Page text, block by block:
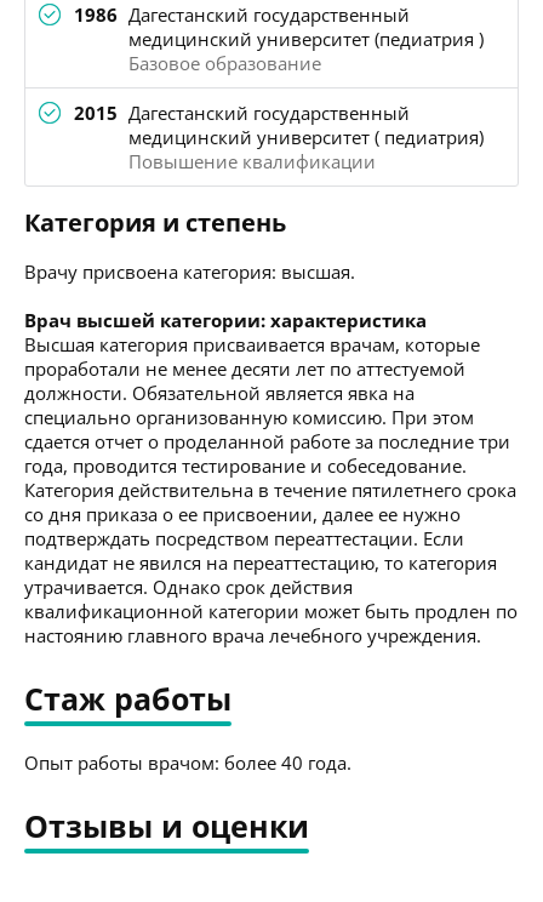
1986 Дагестанский государственный
медицинский университет (педиатрия )
Базовое образование
2015 Дагестанский государственный
медицинский университет ( педиатрия)
Повышение квалификации
Категория и степень
Врачу присвоена категория: высшая.
Врач высшей категории: характеристика
Высшая категория присваивается врачам, которые
проработали не менее десяти лет по аттестуемой
должности. Обязательной является явка на
специально организованную комиссию. При этом
сдается отчет о проделанной работе за последние три
года, проводится тестирование и собеседование.
Категория действительна в течение пятилетнего срока
со дня приказа о ее присвоении, далее ее нужно
подтверждать посредством переаттестации. Если
кандидат не явился на переаттестацию, то категория
утрачивается. Однако срок действия
квалификационной категории может быть продлен по
настоянию главного врача лечебного учреждения.
Стаж работы
Опыт работы врачом: более 40 года.
Отзывы и оценки